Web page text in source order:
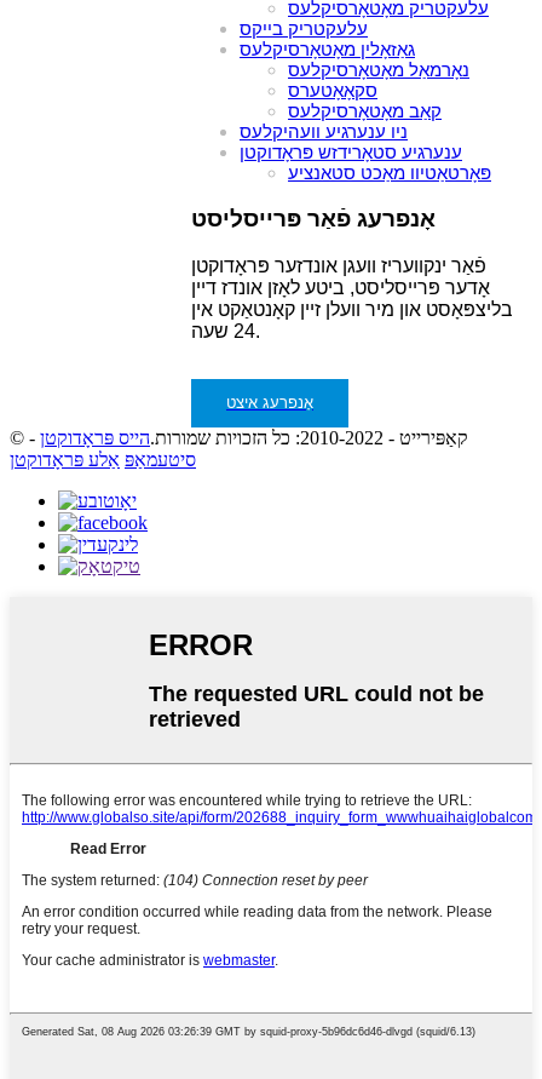
עלעקטריק מאָטאָרסיקלעס
עלעקטריק בייקס
גאַזאָלין מאָטאָרסיקלעס
נאָרמאַל מאָטאָרסיקלעס
סקאָאָטערס
קאַב מאָטאָרסיקלעס
ניו ענערגיע וועהיקלעס
ענערגיע סטאָרידזש פּראָדוקטן
פּאָרטאַטיוו מאַכט סטאנציע
אָנפרעג פֿאַר פּרייסליסט
פֿאַר ינקוועריז וועגן אונדזער פּראָדוקטן
אָדער פּרייסליסט, ביטע לאָזן אונדז דיין
בליצפּאָסט און מיר וועלן זיין קאָנטאַקט אין
24 שעה.
אָנפרעג איצט
© קאַפּירייט - 2010-2022: כל הזכויות שמורות. הייס פּראָדוקטן -
סיטעמאַפּ אַלע פּראָדוקטן